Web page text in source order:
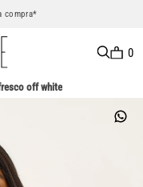
compra*
0
off white